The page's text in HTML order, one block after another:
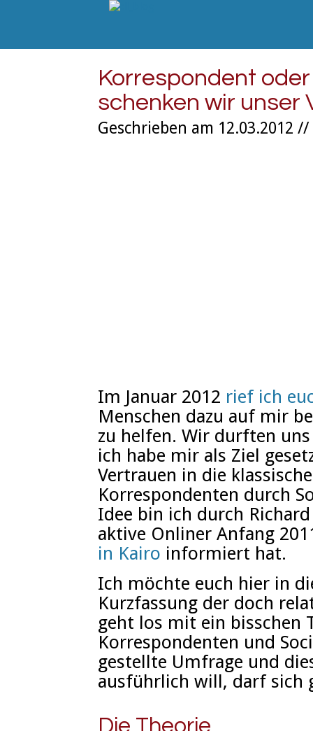
Korrespondent
schenken wir unser
Geschrieben am 12.03.2012 //
Im Januar 2012 rief ich
Menschen dazu auf mir
zu helfen. Wir durften
ich habe mir als Ziel
Vertrauen in die
Korrespondenten durch
Idee bin ich durch
aktive Onliner Anfang
in Kairo informiert hat.
Ich möchte euch hier in
Kurzfassung der doch
geht los mit ein bisschen
Korrespondenten und
gestellte Umfrage und
ausführlich will, darf sich